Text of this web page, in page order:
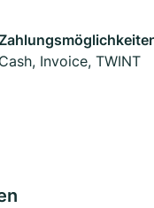
Cash, Invoice, TWINT